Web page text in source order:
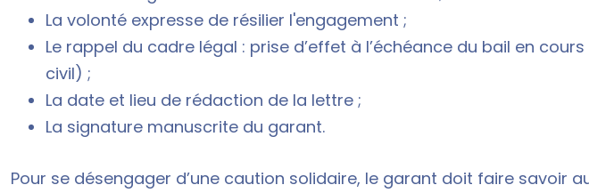
La volonté expresse de résilier l'engagement ;
Le rappel du cadre légal : prise d’effet à l’échéance du bail en
civil) ;
La date et lieu de rédaction de la lettre ;
La signature manuscrite du garant.
Pour se désengager d’une caution solidaire, le garant doit faire savoir